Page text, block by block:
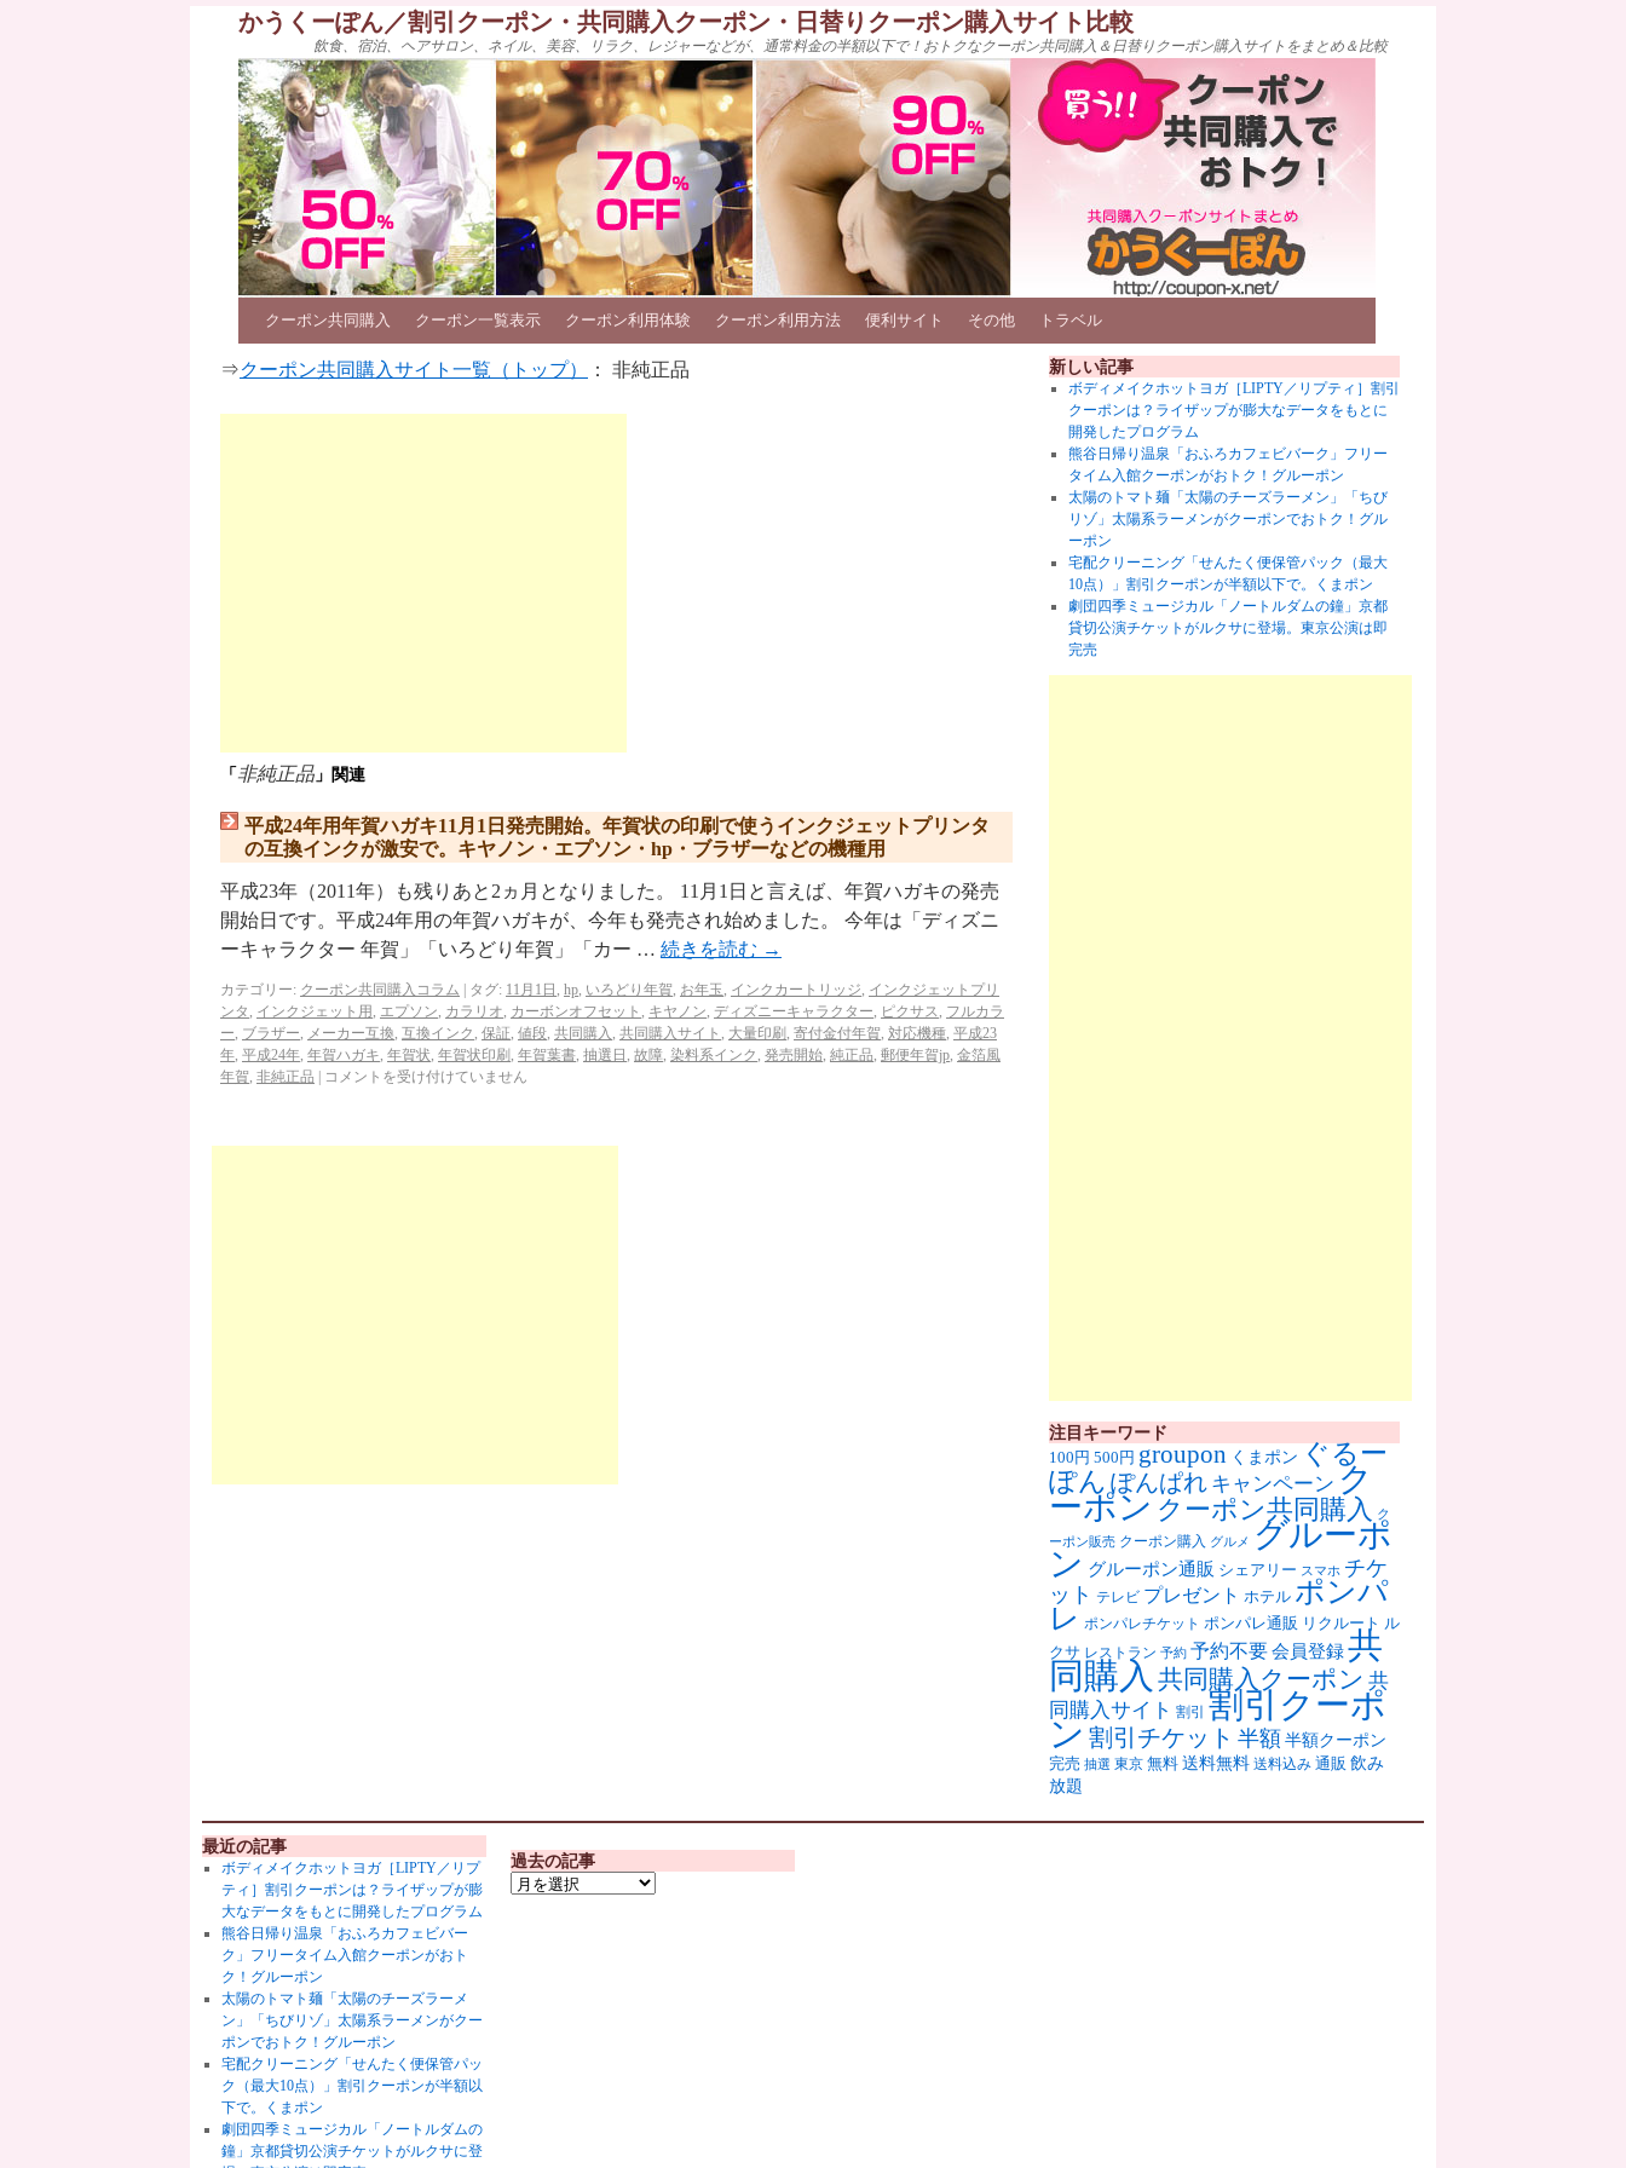
かうくーぽん／割引クーポン・共同購入クーポン・日替りクーポン購入サイト比較
飲食、宿泊、ヘアサロン、ネイル、美容、リラク、レジャーなどが、通常料金の半額以下で！おトクなクーポン共同購入＆日替りクーポン購入サイトをまとめ＆比較
クーポン共同購入 クーポン一覧表示 クーポン利用体験 クーポン利用方法 便利サイト その他 トラベル
⇒クーポン共同購入サイト一覧（トップ） ： 非純正品
「 非純正品 」関連
平成24年用年賀ハガキ11月1日発売開始。年賀状の印刷で使うインクジェットプリンタ
の互換インクが激安で。キヤノン・エプソン・hp・ブラザーなどの機種用
平成23年（2011年）も残りあと2ヵ月となりました。 11月1日と言えば、年賀ハガキの発売
開始日です。平成24年用の年賀ハガキが、今年も発売され始めました。 今年は「ディズニ
ーキャラクター 年賀」「いろどり年賀」「カー … 続きを読む →
カテゴリー: クーポン共同購入コラム タグ: 11月1日 , hp, いろどり年賀, お年玉 , インクカートリッジ, インクジェットプリ
ンタ , インクジェット用 , エプソン, カラリオ, カーボンオフセット , キヤノン, ディズニーキャラクター, ピクサス, フルカラ
ー, ブラザー, メーカー互換, 互換インク , 保証, 値段, 共同購入 , 共同購入サイト , 大量印刷 , 寄付金付年賀, 対応機種, 平成23
年, 平成24年, 年賀ハガキ, 年賀状, 年賀状印刷 , 年賀葉書, 抽選日 , 故障, 染料系インク , 発売開始, 純正品, 郵便年賀jp, 金箔風
年賀, 非純正品 コメントを受け付けていません
新しい記事
ボディメイクホットヨガ［LIPTY／リプティ］割引
クーポンは？ライザップが膨大なデータをもとに
開発したプログラム
熊谷日帰り温泉「おふろカフェビバーク」フリー
タイム入館クーポンがおトク！グルーポン
太陽のトマト麺「太陽のチーズラーメン」「ちび
リゾ」太陽系ラーメンがクーポンでおトク！グル
ーポン
宅配クリーニング「せんたく便保管パック（最大
10点）」割引クーポンが半額以下で。くまポン
劇団四季ミュージカル「ノートルダムの鐘」京都
貸切公演チケットがルクサに登場。東京公演は即
完売
注目キーワード
100円 500円 groupon くまポン ぐるー
ぽん ぽんぱれ キャンペーン ク
ーポン クーポン共同購入 ク
ーポン販売 クーポン購入 グルメ グルーポ
ン グルーポン通販 シェアリー スマホ チケ
ット テレビ プレゼント ホテル ポンパ
レ ポンパレチケット ポンパレ通販 リクルート ル
クサ レストラン 予約 予約不要会員登録共
同購入 共同購入クーポン 共
同購入サイト 割引 割引クーポ
ン 割引チケット 半額 半額クーポン
完売 抽選 東京 無料 送料無料 送料込み 通販 飲み
放題
最近の記事
ボディメイクホットヨガ［LIPTY／リプ
ティ］割引クーポンは？ライザップが膨
大なデータをもとに開発したプログラム
熊谷日帰り温泉「おふろカフェビバー
ク」フリータイム入館クーポンがおト
ク！グルーポン
太陽のトマト麺「太陽のチーズラーメ
ン」「ちびリゾ」太陽系ラーメンがクー
ポンでおトク！グルーポン
宅配クリーニング「せんたく便保管パッ
ク（最大10点）」割引クーポンが半額以
下で。くまポン
劇団四季ミュージカル「ノートルダムの
鐘」京都貸切公演チケットがルクサに登
過去の記事